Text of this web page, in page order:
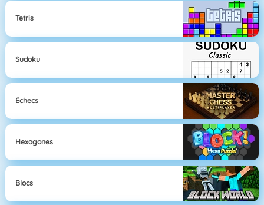
Tetris
Sudoku
Échecs
Hexagones
Blocs